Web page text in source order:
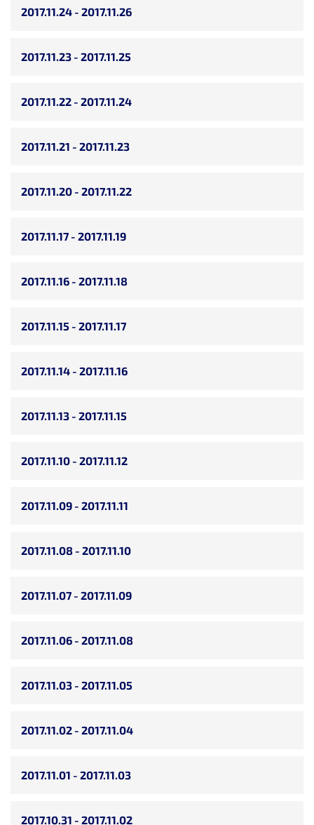
2017.10.31 - 2017.11.02
2017.11.01 - 2017.11.03
2017.11.02 - 2017.11.04
2017.11.03 - 2017.11.05
2017.11.06 - 2017.11.08
2017.11.07 - 2017.11.09
2017.11.08 - 2017.11.10
2017.11.09 - 2017.11.11
2017.11.10 - 2017.11.12
2017.11.13 - 2017.11.15
2017.11.14 - 2017.11.16
2017.11.15 - 2017.11.17
2017.11.16 - 2017.11.18
2017.11.17 - 2017.11.19
2017.11.20 - 2017.11.22
2017.11.21 - 2017.11.23
2017.11.22 - 2017.11.24
2017.11.23 - 2017.11.25
2017.11.24 - 2017.11.26